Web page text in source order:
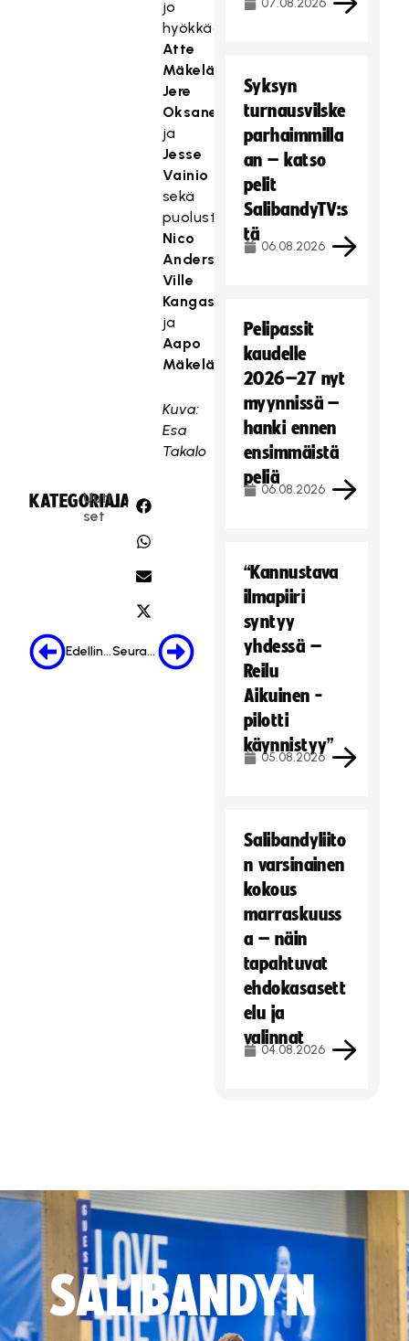
jo
hyökkääjät
Atte
Mäkelä
Jere
Oksanen
ja
Jesse
Vainio
sekä
puolustajat
Nico
Andersson
Ville
Kangasmäki
ja
Aapo
Mäkelä
Kuva:
Esa
Takalo
KATEGORIA:
Uuti
set
JAA:
Edellinen Seuraava
07.08.2026
Syksyn
turnausvilske
parhaimmilla
an – katso
pelit
SalibandyTV:s
tä
06.08.2026
Pelipassit
kaudelle
2026–27 nyt
myynnissä –
hanki ennen
ensimmäistä
peliä
06.08.2026
“Kannustava
ilmapiiri
syntyy
yhdessä –
Reilu
Aikuinen -
pilotti
käynnistyy”
05.08.2026
Salibandyliito
n varsinainen
kokous
marraskuuss
a – näin
tapahtuvat
ehdokasasett
elu ja
valinnat
04.08.2026
SALIBANDYN